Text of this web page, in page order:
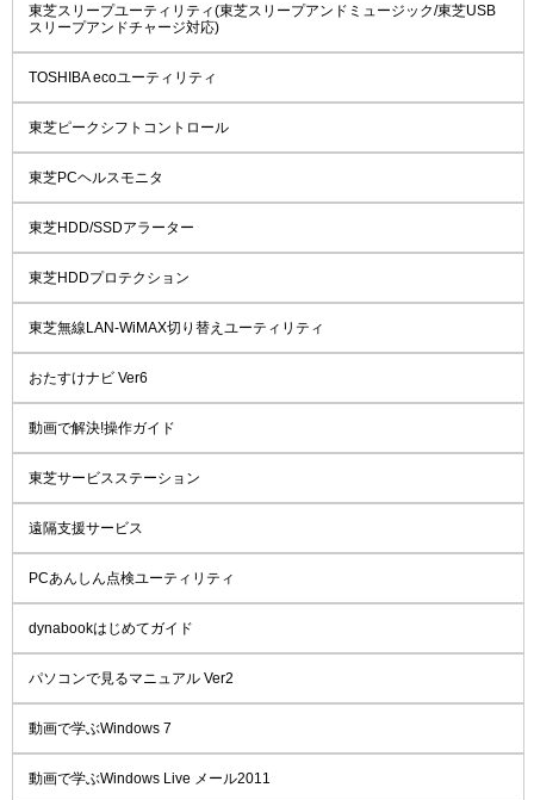
東芝スリープユーティリティ(東芝スリープアンドミュージック/東芝USB
スリープアンドチャージ対応)
TOSHIBA ecoユーティリティ
東芝ピークシフトコントロール
東芝PCヘルスモニタ
東芝HDD/SSDアラーター
東芝HDDプロテクション
東芝無線LAN-WiMAX切り替えユーティリティ
おたすけナビ Ver6
動画で解決!操作ガイド
東芝サービスステーション
遠隔支援サービス
PCあんしん点検ユーティリティ
dynabookはじめてガイド
パソコンで見るマニュアル Ver2
動画で学ぶWindows 7
動画で学ぶWindows Live メール2011